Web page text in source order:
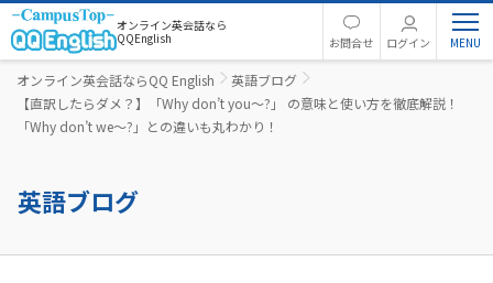
オンライン英会話なら
QQEnglish
お問合せ ログイン
オンライン英会話ならQQ English
英語ブログ
【直訳したらダメ？】「Why don’t you～?」 の意味と使い方を徹底解説！
「Why don’t we～?」との違いも丸わかり！
英語ブログ